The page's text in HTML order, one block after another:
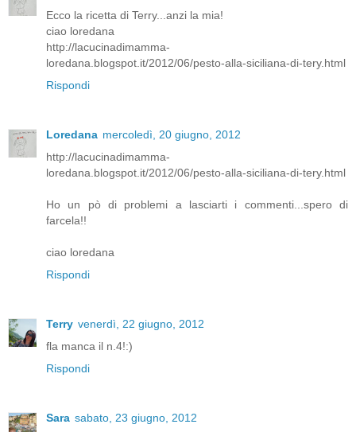
Ecco la ricetta di Terry...anzi la mia!
ciao loredana
http://lacucinadimamma-
loredana.blogspot.it/2012/06/pesto-alla-siciliana-di-tery.html
Rispondi
Loredana mercoledì, 20 giugno, 2012
http://lacucinadimamma-
loredana.blogspot.it/2012/06/pesto-alla-siciliana-di-tery.html
Ho un pò di problemi a lasciarti i commenti...spero di
farcela!!
ciao loredana
Rispondi
Terry venerdì, 22 giugno, 2012
fla manca il n.4!:)
Rispondi
Sara sabato, 23 giugno, 2012